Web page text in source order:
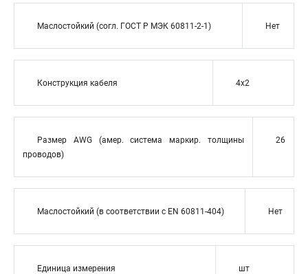
Маслостойкий (согл. ГОСТ Р МЭК 60811-2-1) Нет
Конструкция кабеля 4x2
Размер AWG (амер. система маркир. толщины
проводов)
26
Маслостойкий (в соответствии с EN 60811-404) Нет
Единица измерения шт